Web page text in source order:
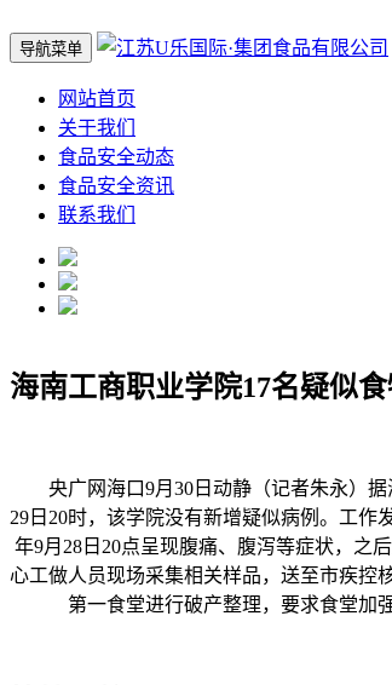
导航菜单
网站首页
关于我们
食品安全动态
食品安全资讯
联系我们
海南工商职业学院17名疑似
央广网海口9月30日动静（记者朱永）据
29日20时，该学院没有新增疑似病例。工
年9月28日20点呈现腹痛、腹泻等症状，之
心工做人员现场采集相关样品，送至市疾控
第一食堂进行破产整理，要求食堂加